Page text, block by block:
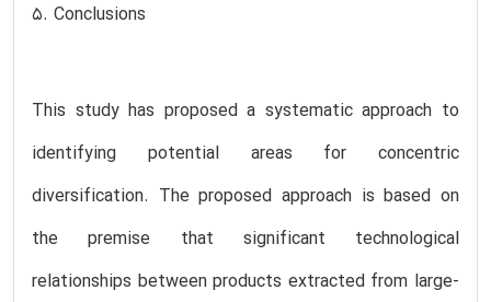
5. Conclusions
This study has proposed a systematic approach to
identifying potential areas for concentric
diversification. The proposed approach is based on
the premise that significant technological
relationships between products extracted from large-